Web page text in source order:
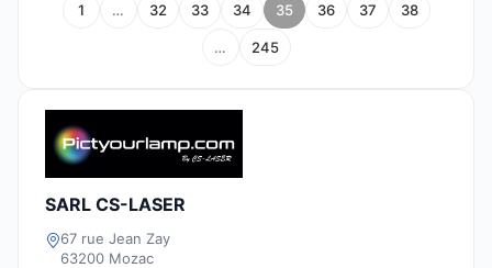
1 … 32 33 34 35 36 37 38
… 245
SARL CS-LASER
67 rue Jean Zay
63200 Mozac